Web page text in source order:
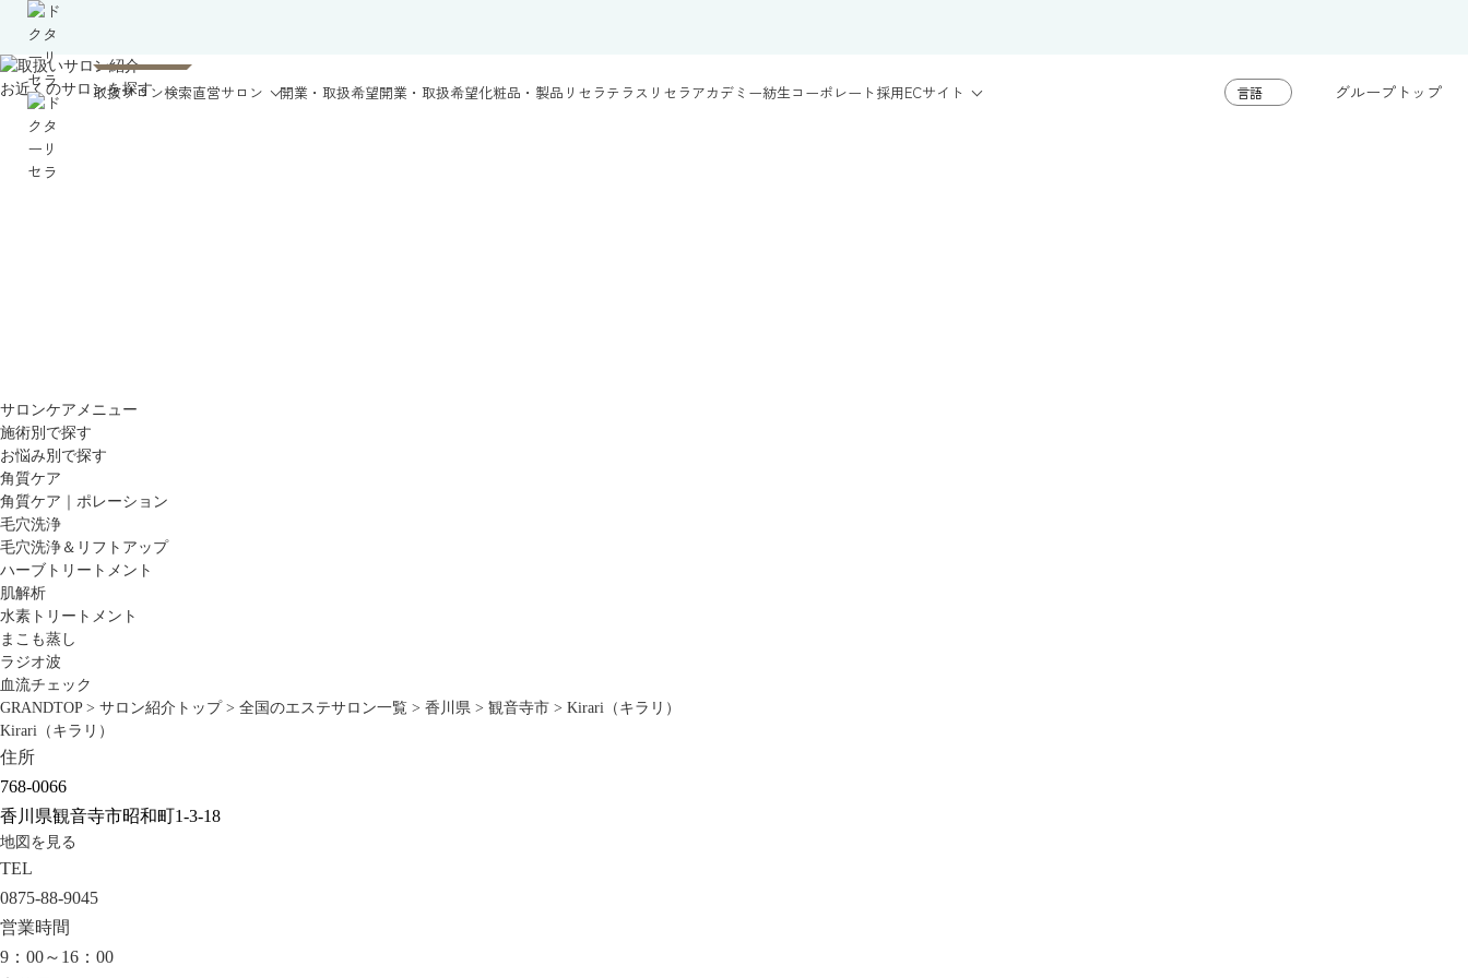
取扱サロン検索直営サロン 開業・取扱希望開業・取扱希望化粧品・製品 リセラテラス リセラアカデミー紡生コーポレート採用ECサイト グループトップ
お近くのサロンを探す
サロンケアメニュー
施術別で探す
お悩み別で探す
角質ケア
角質ケア｜ポレーション
毛穴洗浄
毛穴洗浄＆リフトアップ
ハーブトリートメント
肌解析
水素トリートメント
まこも蒸し
ラジオ波
血流チェック
GRANDTOP > サロン紹介トップ > 全国のエステサロン一覧 > 香川県 > 観音寺市 > Kirari（キラリ）
Kirari（キラリ）
住所
768-0066
香川県観音寺市昭和町1-3-18
地図を見る
TEL
0875-88-9045
営業時間
9：00～16：00